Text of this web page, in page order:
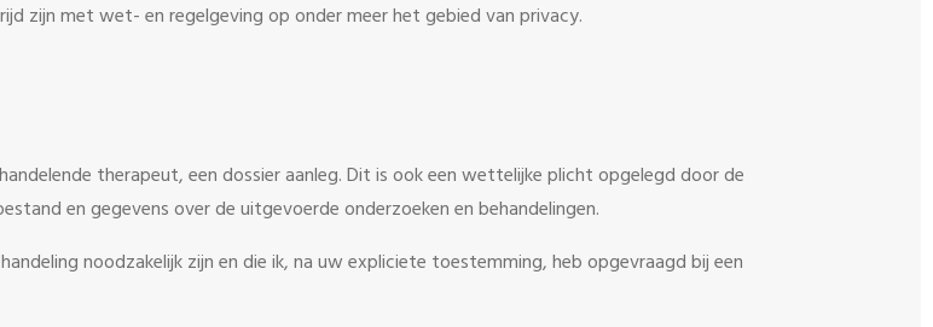
zijn met wet- en regelgeving op onder meer het gebied van privacy.
therapeut, een dossier aanleg. Dit is ook een wettelijke plicht opgelegd door de
en gegevens over de uitgevoerde onderzoeken en behandelingen.
noodzakelijk zijn en die ik, na uw expliciete toestemming, heb opgevraagd bij een